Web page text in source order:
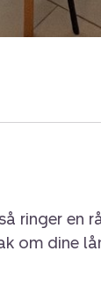
ringer en
om dine